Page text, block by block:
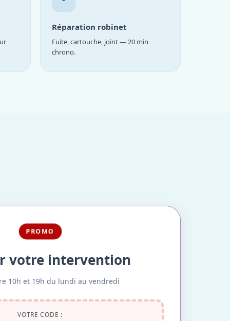
Réparation robinet
Fuite, cartouche, joint — 20 min
chrono.
PROMO
votre intervention
10h et 19h du lundi au vendredi
VOTRE CODE :